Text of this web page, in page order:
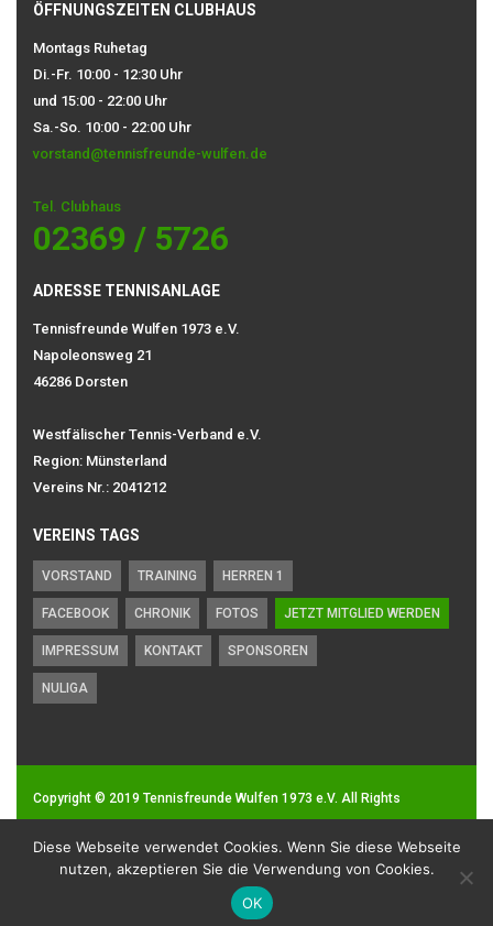
ÖFFNUNGSZEITEN CLUBHAUS
Montags Ruhetag
Di.-Fr. 10:00 - 12:30 Uhr
und 15:00 - 22:00 Uhr
Sa.-So. 10:00 - 22:00 Uhr
vorstand@tennisfreunde-wulfen.de
Tel. Clubhaus
02369 / 5726
ADRESSE TENNISANLAGE
Tennisfreunde Wulfen 1973 e.V.
Napoleonsweg 21
46286 Dorsten
Westfälischer Tennis-Verband e.V.
Region: Münsterland
Vereins Nr.: 2041212
VEREINS TAGS
VORSTAND TRAINING HERREN 1
FACEBOOK CHRONIK FOTOS JETZT MITGLIED WERDEN
IMPRESSUM KONTAKT SPONSOREN
NULIGA
Copyright © 2019 Tennisfreunde Wulfen 1973 e.V. All Rights
Impressum| Datenschutz
Diese Webseite verwendet Cookies. Wenn Sie diese Webseite
nutzen, akzeptieren Sie die Verwendung von Cookies.
OK